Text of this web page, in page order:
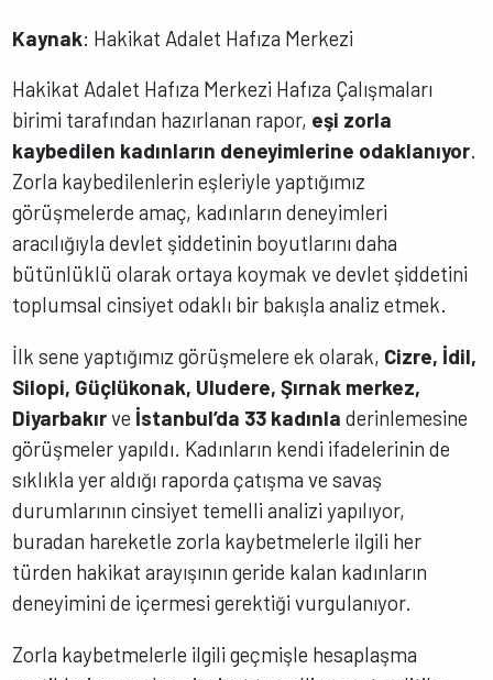
Kaynak: Hakikat Adalet Hafıza Merkezi
Hakikat Adalet Hafıza Merkezi Hafıza Çalışmaları
birimi tarafından hazırlanan rapor, eşi zorla
kaybedilen kadınların deneyimlerine odaklanıyor.
Zorla kaybedilenlerin eşleriyle yaptığımız
görüşmelerde amaç, kadınların deneyimleri
aracılığıyla devlet şiddetinin boyutlarını daha
bütünlüklü olarak ortaya koymak ve devlet şiddetini
toplumsal cinsiyet odaklı bir bakışla analiz etmek.
İlk sene yaptığımız görüşmelere ek olarak, Cizre, İdil,
Silopi, Güçlükonak, Uludere, Şırnak merkez,
Diyarbakırve İstanbul’da 33 kadınladerinlemesine
görüşmeler yapıldı. Kadınların kendi ifadelerinin de
sıklıkla yer aldığı raporda çatışma ve savaş
durumlarının cinsiyet temelli analizi yapılıyor,
buradan hareketle zorla kaybetmelerle ilgili her
türden hakikat arayışının geride kalan kadınların
deneyimini de içermesi gerektiği vurgulanıyor.
Zorla kaybetmelerle ilgili geçmişle hesaplaşma